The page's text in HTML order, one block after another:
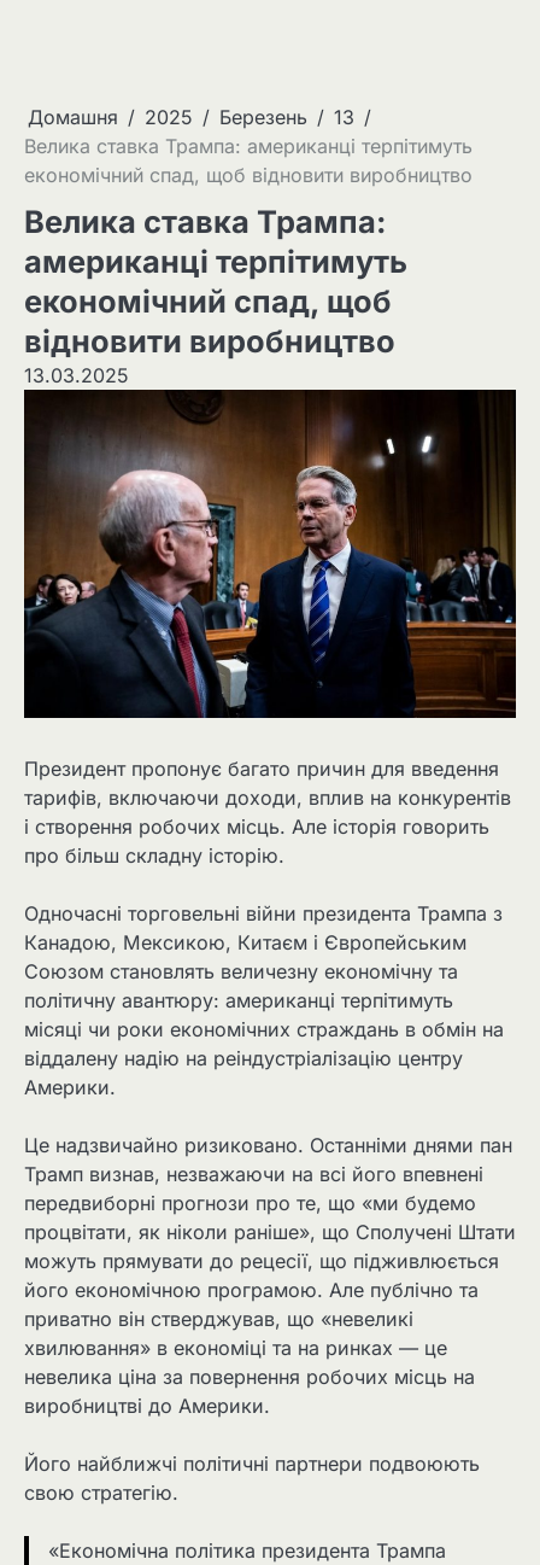
Домашня 2025 Березень
13
Велика ставка Трампа: американці терпітимуть
економічний спад, щоб відновити виробництво
Велика ставка Трампа:
американці терпітимуть
економічний спад, щоб
відновити виробництво
13.03.2025
Президент пропонує багато причин для введення
тарифів, включаючи доходи, вплив на конкурентів
і створення робочих місць. Але історія говорить
про більш складну історію.
Одночасні торговельні війни президента Трампа з
Канадою, Мексикою, Китаєм і Європейським
Союзом становлять величезну економічну та
політичну авантюру: американці терпітимуть
місяці чи роки економічних страждань в обмін на
віддалену надію на реіндустріалізацію центру
Америки.
Це надзвичайно ризиковано. Останніми днями пан
Трамп визнав, незважаючи на всі його впевнені
передвиборні прогнози про те, що «ми будемо
процвітати, як ніколи раніше», що Сполучені Штати
можуть прямувати до рецесії, що підживлюється
його економічною програмою. Але публічно та
приватно він стверджував, що «невеликі
хвилювання» в економіці та на ринках — це
невелика ціна за повернення робочих місць на
виробництві до Америки.
Його найближчі політичні партнери подвоюють
свою стратегію.
«Економічна політика президента Трампа